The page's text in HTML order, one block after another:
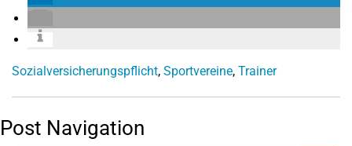
Sozialversicherungspflicht, Sportvereine, Trainer
Post Navigation